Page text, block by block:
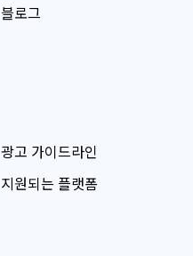
블로그
광고 가이드라인
지원되는 플랫폼